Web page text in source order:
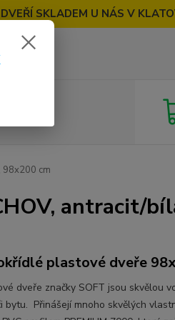
SKLADEM U NÁS V
98x200 cm
antracit/
plastové dveře
dveře značky SOFT jsou skvělou
bytu. Přinášejí mnoho skvělých